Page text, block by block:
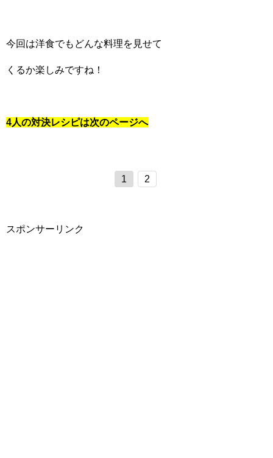
今回は洋食でもどんな料理を見せて
くるか楽しみですね！
4人の対決レシピは次のページへ
1 2
スポンサーリンク